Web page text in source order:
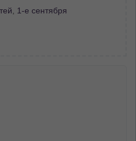
, 1-е сентября